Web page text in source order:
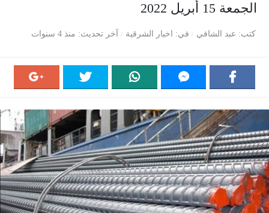
الجمعة 15 أبريل 2022
كتب عبد الشافي في اخبار الشرقية آخر تحديث منذ 4 سنوات